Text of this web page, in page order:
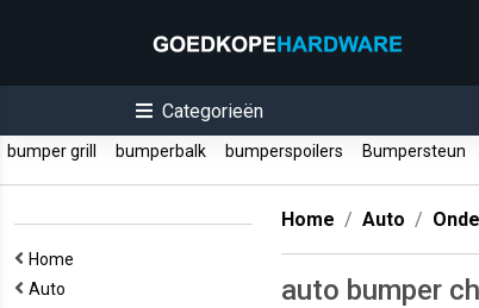
Categorieën
bumper grill bumperbalk bumperspoilers Bumpersteun
Home
Auto
Home Auto
auto bumper